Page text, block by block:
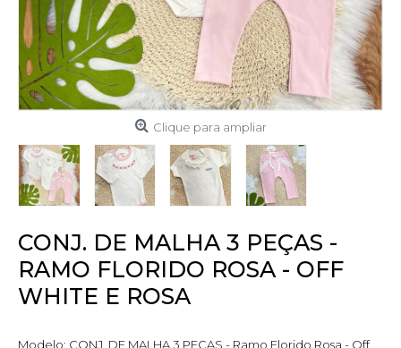
Clique para ampliar
CONJ. DE MALHA 3 PEÇAS -
RAMO FLORIDO ROSA - OFF
WHITE E ROSA
Modelo: CONJ. DE MALHA 3 PEÇAS - Ramo Florido Rosa - Off